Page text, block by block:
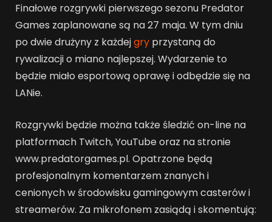
Finałowe rozgrywki pierwszego sezonu Predator
Games zaplanowane są na 27 maja. W tym dniu
po dwie drużyny z każdejgry przystaną do
rywalizacji o miano najlepszej. Wydarzenie to
będzie miało esportową oprawę i odbędzie się na
LANie.
Rozgrywki będzie można także śledzić on-line na
platformach Twitch, YouTube oraz na stronie
www.predatorgames.pl. Opatrzone będą
profesjonalnym komentarzem znanych i
cenionych w środowisku gamingowym casterów i
streamerów. Za mikrofonem zasiądą i skomentują: